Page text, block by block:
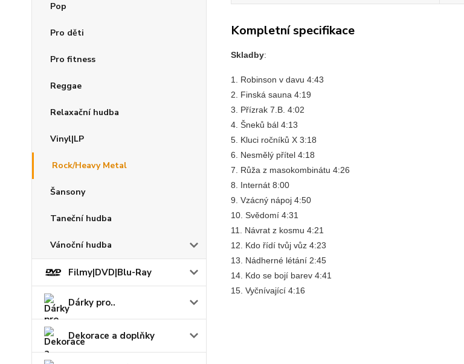
Pop
Pro děti
Pro fitness
Reggae
Relaxační hudba
Vinyl|LP
Rock/Heavy Metal
Šansony
Taneční hudba
Vánoční hudba
Filmy|DVD|Blu-Ray
Dárky pro..
Dekorace a doplňky
Kompletní specifikace
Skladby:
1. Robinson v davu 4:43
2. Finská sauna 4:19
3. Přízrak 7.B. 4:02
4. Šneků bál 4:13
5. Kluci ročníků X 3:18
6. Nesmělý přítel 4:18
7. Růža z masokombinátu 4:26
8. Internát 8:00
9. Vzácný nápoj 4:50
10. Svědomí 4:31
11. Návrat z kosmu 4:21
12. Kdo řídí tvůj vůz 4:23
13. Nádherné létání 2:45
14. Kdo se bojí barev 4:41
15. Vyčnívající 4:16